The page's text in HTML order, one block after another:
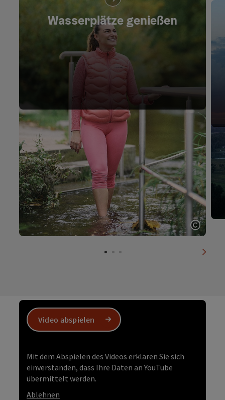
Wasserplätze genießen
Video abspielen
Mit dem Abspielen des Videos erklären Sie sich
einverstanden, dass Ihre Daten an YouTube
übermittelt werden.
Ablehnen